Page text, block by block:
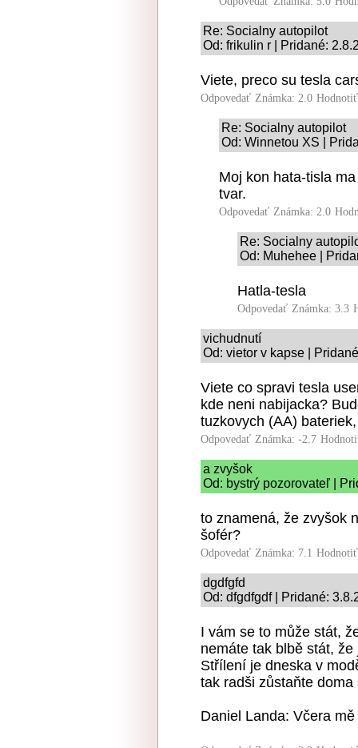
Re: Socialny autopilot
Od: frikulin r | Pridané:
Viete, preco su tesla
Odpovedať Známka: 2.0
Re: Socialny autopilot
Od: Winnetou XS |
Moj kon hata-tisla
tvar.
Odpovedať Známka: 2.0
Re: Socialny
Od: Muhehee |
Hatla-tesla
Odpovedať Známka: 3.3
vichudnutí
Od: vietor v kapse |
Viete co spravi tesla
kde neni nabijacka?
tuzkovych (AA)
Odpovedať Známka: -2.7
a zvyšok
Od: bystrý pozorovateľ |
to znamená, že zvyšok
šofér?
Odpovedať Známka: 7.1
dgdfgfd
Od: dfgdfgdf | Pridané:
I vám se to může stát,
nemáte tak blbě stát,
Střílení je dneska v
tak radši zůstaňte
Daniel Landa: Včera